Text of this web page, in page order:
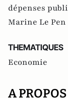
dépenses
Marine Le Pen
THEMATIQUES
Economie
A